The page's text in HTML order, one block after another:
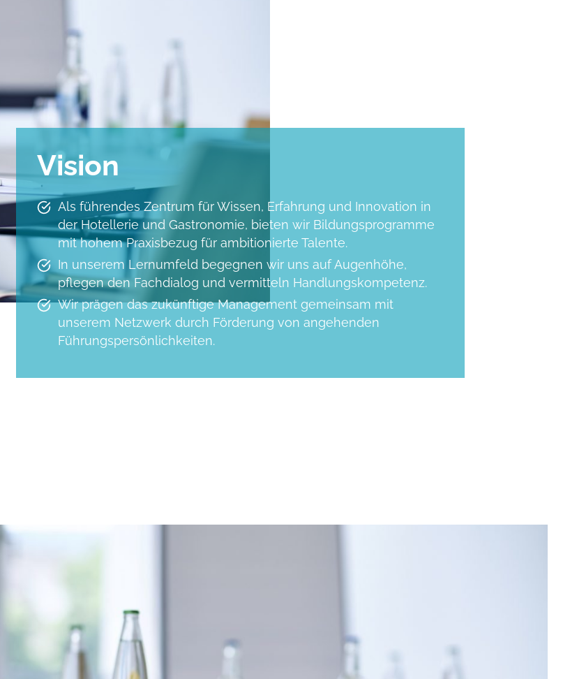
Vision
Als führendes Zentrum für Wissen, Erfahrung und Innovation in
der Hotellerie und Gastronomie, bieten wir Bildungsprogramme
mit hohem Praxisbezug für ambitionierte Talente.
In unserem Lernumfeld begegnen wir uns auf Augenhöhe,
pflegen den Fachdialog und vermitteln Handlungskompetenz.
Wir prägen das zukünftige Management gemeinsam mit
unserem Netzwerk durch Förderung von angehenden
Führungspersönlichkeiten.